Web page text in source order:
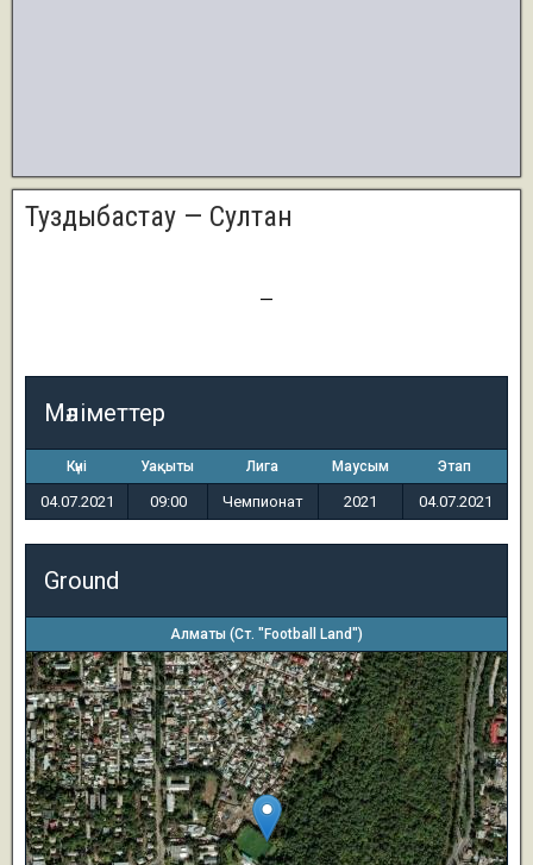
Туздыбастау — Султан
—
Мәліметтер
Күні Уақыты Лига Маусым Этап
04.07.2021 09:00 Чемпионат 2021 04.07.2021
Ground
Алматы (Ст. "Football Land")